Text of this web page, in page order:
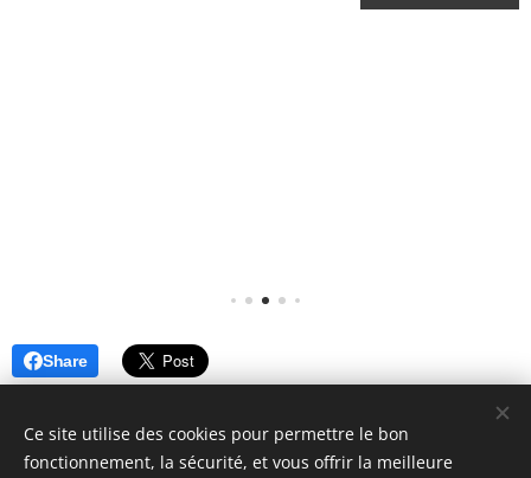
de
z
préserv
er et
Share
Ce site utilise des cookies pour permettre le bon
fonctionnement, la sécurité, et vous offrir la meilleure